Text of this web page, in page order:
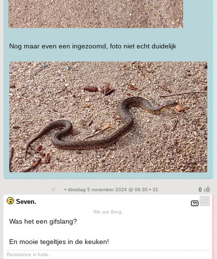
Nog maar even een ingezoomd, foto niet echt duidelijk
• dinsdag 5 november 2024 @ 06:30 • 31
Seven.
We are Borg.
Was het een gifslang?
En mooie tegeltjes in de keuken!
Resistance is futile.